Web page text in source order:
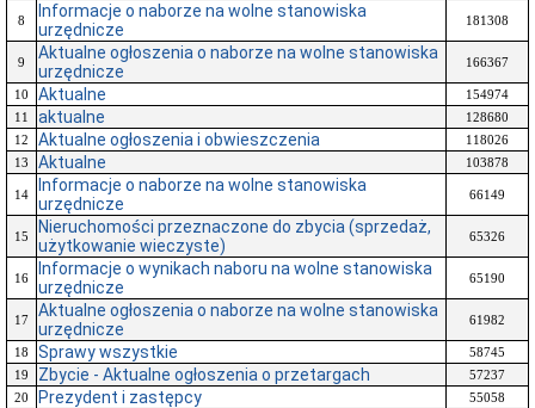
8
Informacje o naborze na wolne stanowiska
urzędnicze
181308
9
Aktualne ogłoszenia o naborze na wolne stanowiska
urzędnicze
166367
10 Aktualne
154974
11
aktualne
128680
12
Aktualne ogłoszenia i obwieszczenia
118026
13
Aktualne 103878
14
Informacje o naborze na wolne stanowiska
urzędnicze
66149
15
Nieruchomości przeznaczone do zbycia (sprzedaż,
użytkowanie wieczyste)
65326
16
Informacje o wynikach naboru na wolne stanowiska
urzędnicze
65190
17
Aktualne ogłoszenia o naborze na wolne stanowiska
urzędnicze
61982
18 Sprawy wszystkie
58745
19
Zbycie - Aktualne ogłoszenia o przetargach
57237
20
Prezydent i zastępcy
55058